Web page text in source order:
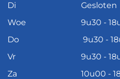
Di
Gesloten
Woe
9u30 -
Do
9u30 -
Vr
9u30 -
Za
10u00 -